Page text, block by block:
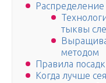
тыквы
методом
Правила
Когда лучше